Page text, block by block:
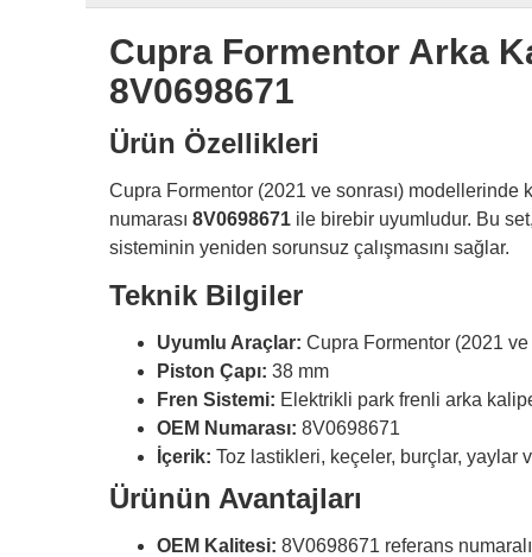
Cupra Formentor Arka
8V0698671
Ürün Özellikleri
Cupra Formentor (2021 ve sonrası) modellerinde
numarası 8V0698671 ile birebir uyumludur. Bu
sisteminin yeniden sorunsuz çalışmasını sağlar.
Teknik Bilgiler
Uyumlu Araçlar: Cupra Formentor (2021 ve
Piston Çapı: 38 mm
Fren Sistemi: Elektrikli park frenli arka
OEM Numarası: 8V0698671
İçerik: Toz lastikleri, keçeler, burçlar, yaylar
Ürünün Avantajları
OEM Kalitesi: 8V0698671 referans